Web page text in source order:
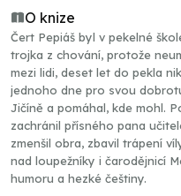
O knize
Čert Pepiáš byl v pekelné
trojka z chování, protože
mezi lidi, deset let do pekla
jednoho dne pro svou
Jičíně a pomáhal, kde mohl.
zachránil přísného pana
zmenšil obra, zbavil trápení
nad loupežníky i čarodějnicí
humoru a hezké češtiny.